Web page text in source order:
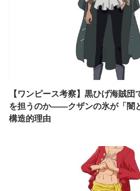
【ワンピース考察】黒ひげ海賊
を担うのか――クザンの氷が「闇
構造的理由